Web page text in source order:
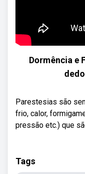
Dormência e
Parestesias são
frio, calor,
pressão etc.) que
Tags